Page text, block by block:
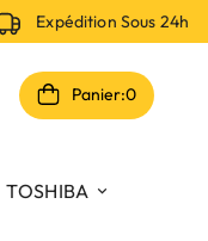
Expédition Sous 24h
Panier:0
TOSHIBA